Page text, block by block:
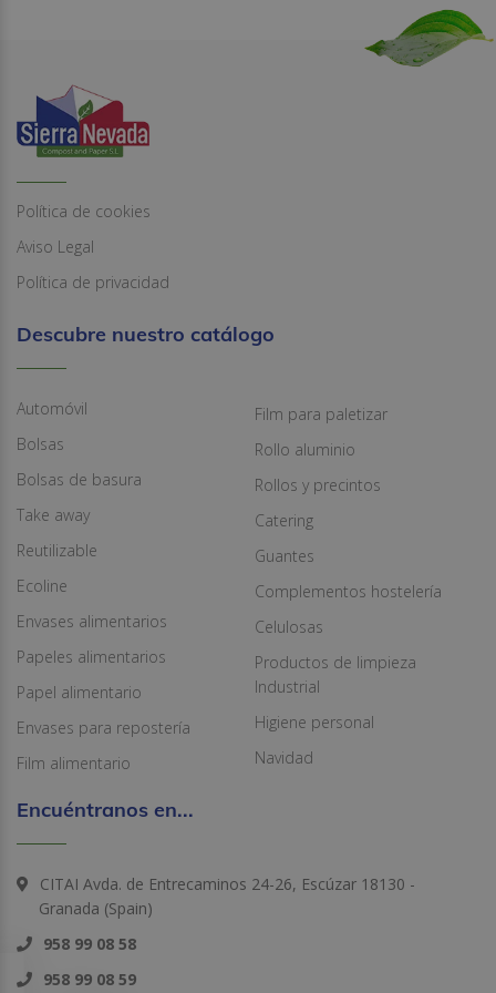
Política de cookies
Aviso Legal
Política de privacidad
Descubre nuestro catálogo
Automóvil
Bolsas
Bolsas de basura
Take away
Reutilizable
Ecoline
Envases alimentarios
Papeles alimentarios
Papel alimentario
Envases para repostería
Film alimentario
Film para paletizar
Rollo aluminio
Rollos y precintos
Catering
Guantes
Complementos hostelería
Celulosas
Productos de limpieza
Industrial
Higiene personal
Navidad
Encuéntranos en...
CITAI Avda. de Entrecaminos 24-26, Escúzar 18130 -
Granada (Spain)
958 99 08 58
958 99 08 59